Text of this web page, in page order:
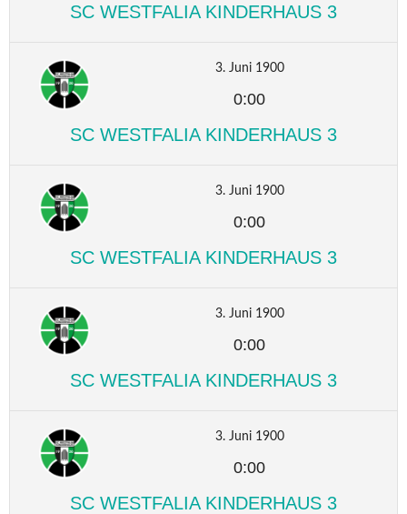
SC WESTFALIA KINDERHAUS 3
3. Juni 1900
0:00
SC WESTFALIA KINDERHAUS 3
3. Juni 1900
0:00
SC WESTFALIA KINDERHAUS 3
3. Juni 1900
0:00
SC WESTFALIA KINDERHAUS 3
3. Juni 1900
0:00
SC WESTFALIA KINDERHAUS 3